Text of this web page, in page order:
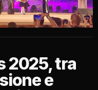
2025, tra
e